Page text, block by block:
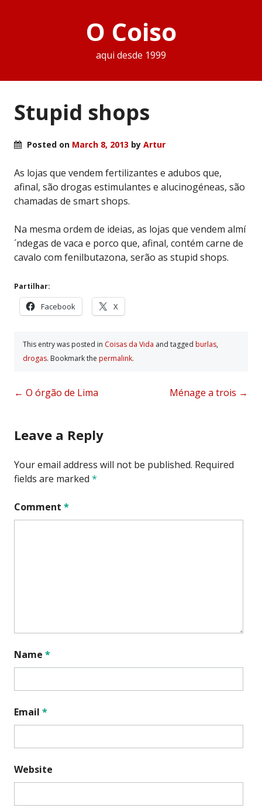
O Coiso
aqui desde 1999
Stupid shops
Posted on March 8, 2013 by Artur
As lojas que vendem fertilizantes e adubos que,
afinal, são drogas estimulantes e alucinogéneas, são
chamadas de smart shops.
Na mesma ordem de ideias, as lojas que vendem almí
´ndegas de vaca e porco que, afinal, contém carne de
cavalo com fenilbutazona, serão as stupid shops.
Partilhar:
Facebook X
This entry was posted in Coisas da Vida and tagged burlas,
drogas. Bookmark the permalink.
Post
← O órgão de Lima Ménage a trois →
Leave a Reply
Your email address will not be published. Required
fields are marked *
Comment *
Name *
Email *
Website